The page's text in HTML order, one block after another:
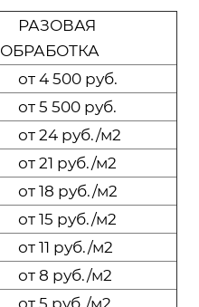
РАЗОВАЯ
ОБРАБОТКА
от 4 500 руб.
от 5 500 руб.
от 24 руб./м2
от 21 руб./м2
от 18 руб./м2
от 15 руб./м2
от 11 руб./м2
от 8 руб./м2
от 5 руб./м2